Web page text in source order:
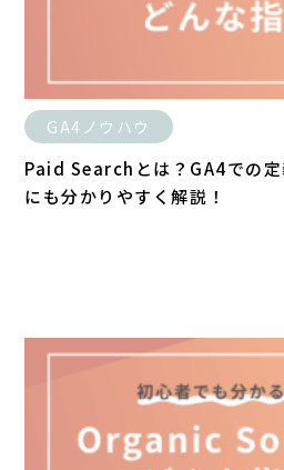
GA4ノウハウ
Paid Searchとは？GA4での
にも分かりやすく解説！